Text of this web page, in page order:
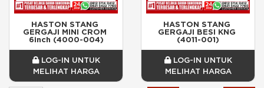
HASTON STANG
GERGAJI MINI CROM
6inch (4000-004)
LOG-IN UNTUK
MELIHAT HARGA
HASTON STANG
GERGAJI BESI KNG
(4011-001)
LOG-IN UNTUK
MELIHAT HARGA